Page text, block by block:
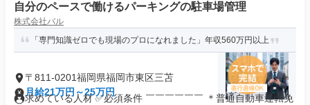
自分のペースで働けるパーキングの駐車場管理
株式会社バル
「専門知識ゼロでも現場のプロになれました」年収560万円以上
〒811-0201福岡県福岡市東区三苫
月給21万円～25万円
求めている人材 ✅必須条件 ￣￣￣￣￣￣ ＊普通自動車運転免